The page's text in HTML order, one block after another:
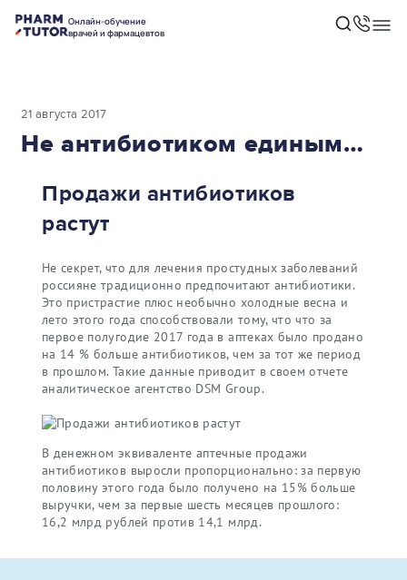
Онлайн-обучение
врачей и фармацевтов
21 августа 2017
Не антибиотиком единым…
Продажи антибиотиков
растут
Не секрет, что для лечения простудных заболеваний
россияне традиционно предпочитают антибиотики.
Это пристрастие плюс необычно холодные весна и
лето этого года способствовали тому, что что за
первое полугодие 2017 года в аптеках было продано
на 14 % больше антибиотиков, чем за тот же период
в прошлом. Такие данные приводит в своем отчете
аналитическое агентство DSM Group.
В денежном эквиваленте аптечные продажи
антибиотиков выросли пропорционально: за первую
половину этого года было получено на 15% больше
выручки, чем за первые шесть месяцев прошлого:
16,2 млрд рублей против 14,1 млрд.